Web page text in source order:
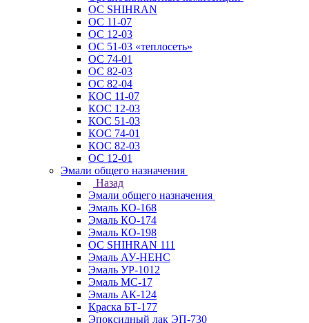
ОС SHIHRAN
ОС 11-07
ОС 12-03
ОС 51-03 «теплосеть»
ОС 74-01
ОС 82-03
ОС 82-04
КОС 11-07
КОС 12-03
КОС 51-03
КОС 74-01
КОС 82-03
ОС 12-01
Эмали общего назначения
Назад
Эмали общего назначения
Эмаль КО-168
Эмаль КО-174
Эмаль КО-198
ОС SHIHRAN 111
Эмаль АУ-НЕНС
Эмаль УР-1012
Эмаль МС-17
Эмаль АК-124
Краска БТ-177
Эпоксидный лак ЭП-730